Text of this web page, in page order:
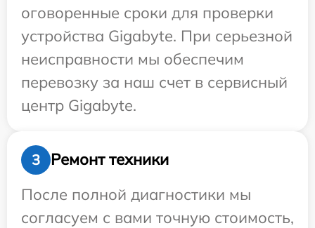
оговоренные сроки для проверки
устройства Gigabyte. При серьезной
неисправности мы обеспечим
перевозку за наш счет в сервисный
центр Gigabyte.
3
Ремонт техники
После полной диагностики мы
согласуем с вами точную стоимость,